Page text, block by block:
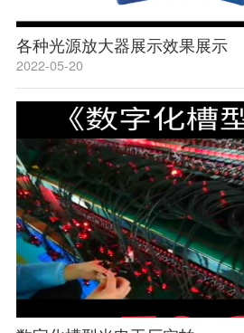
各种光源放大器展示效果展示
2022-05-20